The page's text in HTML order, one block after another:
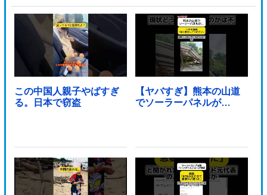
この中国人親子やばすぎ
る。日本で窃盗
【ヤバすぎ】熊本の山道
でソーラーパネルが…